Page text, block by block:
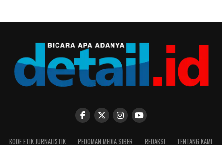
KODE ETIK JURNALISTIK PEDOMAN MEDIA SIBER REDAKSI TENTANG KAMI